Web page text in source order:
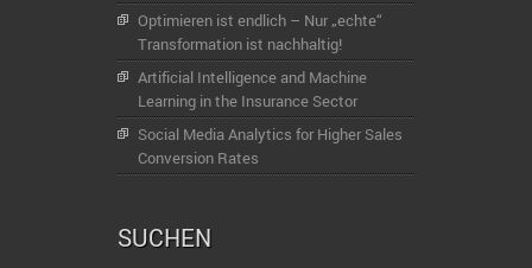
Optimieren ist endlich – Nur „echte“
Transformation ist nachhaltig!
Artificial Intelligence and Machine
Learning in the Insurance Sector
Social Media Analytics for Higher Sales
Conversion Rates
SUCHEN